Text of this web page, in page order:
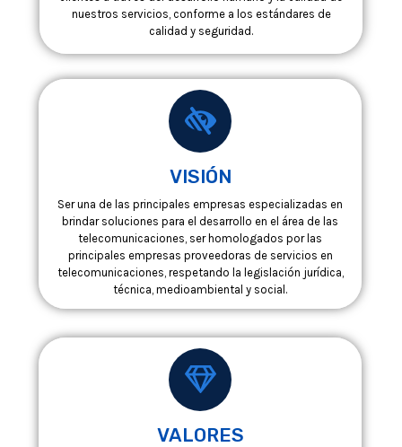
nuestros servicios, conforme a los estándares de
calidad y seguridad.
VISIÓN
Ser una de las principales empresas especializadas en
brindar soluciones para el desarrollo en el área de las
telecomunicaciones, ser homologados por las
principales empresas proveedoras de servicios en
telecomunicaciones, respetando la legislación jurídica,
técnica, medioambiental y social.
VALORES